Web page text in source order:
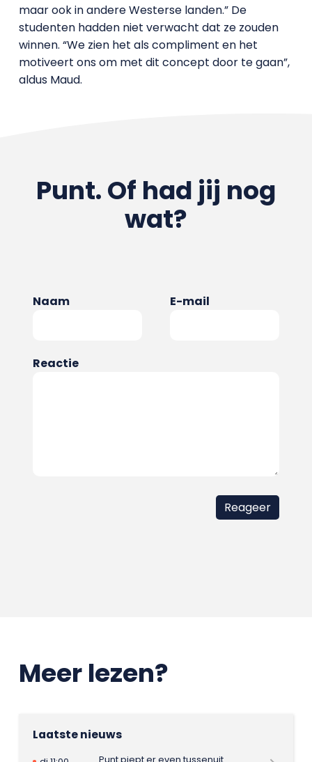
maar ook in andere Westerse landen.” De
studenten hadden niet verwacht dat ze zouden
winnen. “We zien het als compliment en het
motiveert ons om met dit concept door te gaan”,
aldus Maud.
Punt. Of had jij nog
wat?
Naam E-mail
Reactie
Meer lezen?
Laatste nieuws
Punt piept er even tussenuit